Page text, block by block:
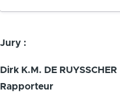
GOOGLE AGENDA
Jury :
Dirk K.M. DE RUYSSCHER
Rapporteur